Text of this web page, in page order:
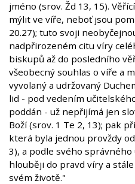
jméno (srov. Žd 13, 15).
mýlit ve víře, neboť jsou
20.27); tuto svoji
nadpřirozeném citu víry
biskupů až do posledního
všeobecný souhlas o víře a
vyvolaný a udržovaný
lid - pod vedením
poddán - už nepřijímá jen
Boží (srov. 1 Te 2, 13); pak
která byla jednou provždy
3), a podle svého
hlouběji do pravd víry a
svém životě."